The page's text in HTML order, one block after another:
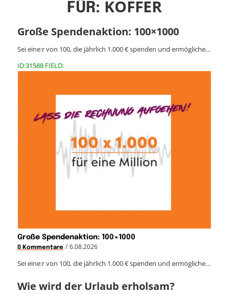
FÜR: KOFFER
Große Spendenaktion: 100×1000
Sei eine:r von 100, die jährlich 1.000 € spenden und ermögliche…
ID:31588 FIELD:
Große Spendenaktion: 100×1000
0 Kommentare / 6.08.2026
Sei eine:r von 100, die jährlich 1.000 € spenden und ermögliche…
Wie wird der Urlaub erholsam?